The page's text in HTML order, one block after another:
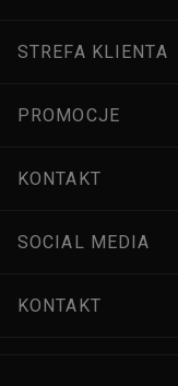
STREFA KLIENTA
PROMOCJE
KONTAKT
SOCIAL MEDIA
KONTAKT